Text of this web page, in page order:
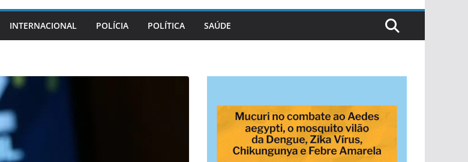
INTERNACIONAL POLÍCIA POLÍTICA SAÚDE